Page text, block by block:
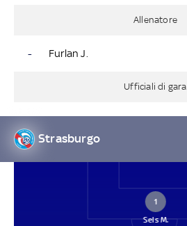
Allenatore
- Furlan J.
Ufficiali di gara
Strasburgo
1
Sels M.